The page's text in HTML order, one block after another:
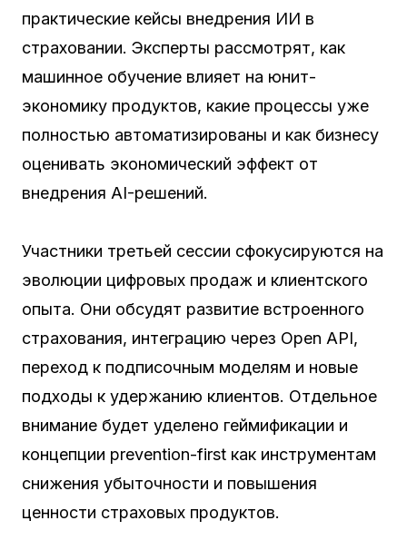
практические кейсы внедрения ИИ в
страховании. Эксперты рассмотрят, как
машинное обучение влияет на юнит-
экономику продуктов, какие процессы уже
полностью автоматизированы и как бизнесу
оценивать экономический эффект от
внедрения AI-решений.
Участники третьей сессии сфокусируются на
эволюции цифровых продаж и клиентского
опыта. Они обсудят развитие встроенного
страхования, интеграцию через Open API,
переход к подписочным моделям и новые
подходы к удержанию клиентов. Отдельное
внимание будет уделено геймификации и
концепции prevention-first как инструментам
снижения убыточности и повышения
ценности страховых продуктов.